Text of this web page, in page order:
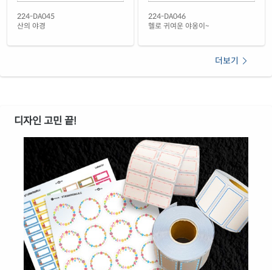
CL224LT-DV125
레이저 전용
노란색 방수 레이저
224-DA045
산의 야경
224-DA046
헬로 귀여운 야옹이~
더보기
디자인 고민 끝!